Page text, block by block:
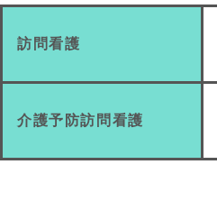
訪問看護
介護予防訪問看護